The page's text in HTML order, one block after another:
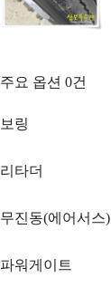
주요 옵션 0건
보링
리타더
무진동(에어서스)
파워게이트